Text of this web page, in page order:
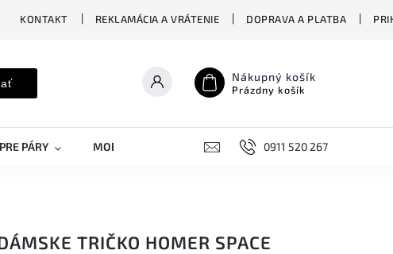
KONTAKT REKLAMÁCIA A VRÁTENIE DOPRAVA A PLATBA
Nákupný košík
Prázdny košík
PRE PÁRY MOBILNÉ KRYTY DOPLNKY STREET
0911 520 267
TRIČKO HOMER SPACE